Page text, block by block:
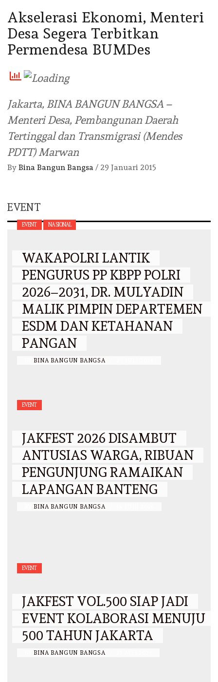
Akselerasi Ekonomi, Menteri
Desa Segera Terbitkan
Permendesa BUMDes
Jakarta, BINA BANGUN BANGSA –
Menteri Desa, Pembangunan Daerah
Tertinggal dan Transmigrasi (Mendes
PDTT) Marwan
By Bina Bangun Bangsa / 29 Januari 2015
EVENT
EVENT NASIONAL
WAKAPOLRI LANTIK
PENGURUS PP KBPP POLRI
2026–2031, DR. MULYADIN
MALIK PIMPIN DEPARTEMEN
ESDM DAN KETAHANAN
PANGAN
BINA BANGUN BANGSA
EVENT
JAKFEST 2026 DISAMBUT
ANTUSIAS WARGA, RIBUAN
PENGUNJUNG RAMAIKAN
LAPANGAN BANTENG
BINA BANGUN BANGSA
EVENT
JAKFEST VOL.500 SIAP JADI
EVENT KOLABORASI MENUJU
500 TAHUN JAKARTA
BINA BANGUN BANGSA